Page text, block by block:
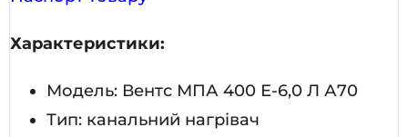
Характеристики:
Модель: Вентс МПА 400 Е-6,0 Л А70
Тип: канальний нагрівач